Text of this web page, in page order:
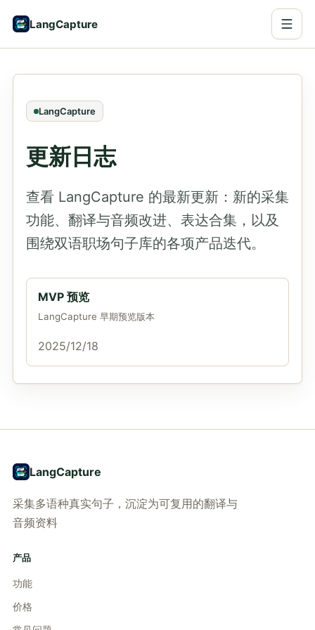
LangCapture
LangCapture
更新日志
查看 LangCapture 的最新更新：新的采集
功能、翻译与音频改进、表达合集，以及
围绕双语职场句子库的各项产品迭代。
MVP 预览
LangCapture 早期预览版本
2025/12/18
LangCapture
采集多语种真实句子，沉淀为可复用的翻译与
音频资料
产品
功能
价格